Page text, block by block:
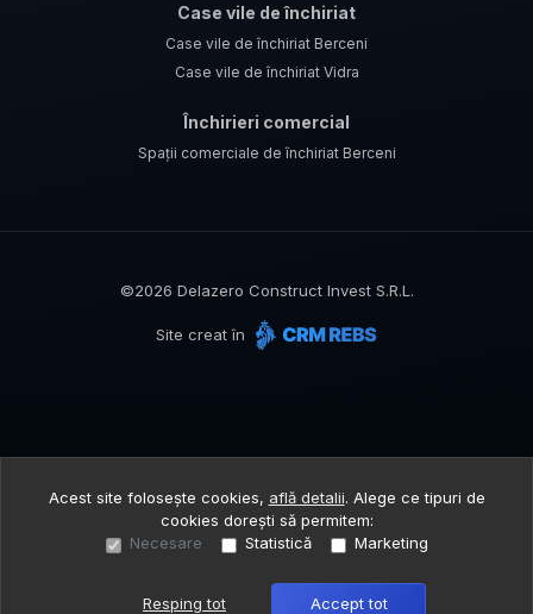
Case vile de închiriat
Case vile de închiriat Berceni
Case vile de închiriat Vidra
Închirieri comercial
Spații comerciale de închiriat Berceni
©2026 Delazero Construct Invest S.R.L.
Site creat în
Acest site folosește cookies, află detalii. Alege ce tipuri de
cookies dorești să permitem:
Necesare
Statistică Marketing
Resping tot Accept tot